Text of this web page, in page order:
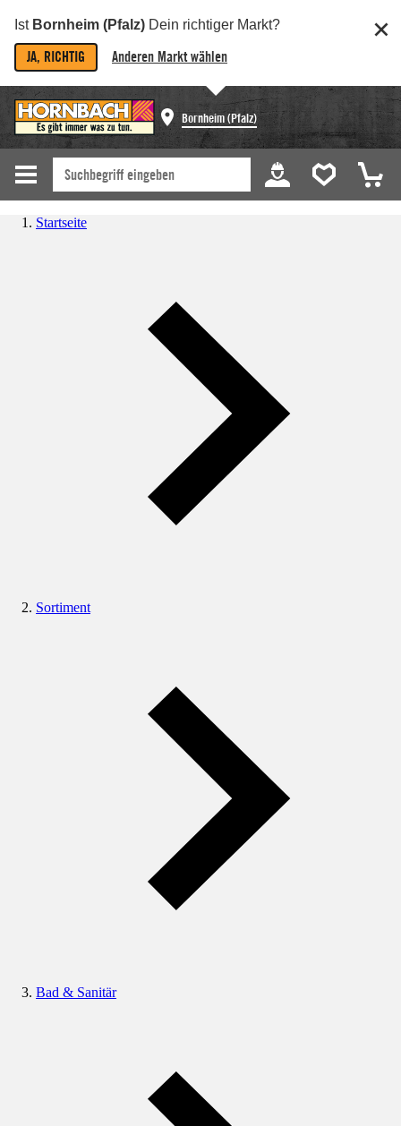
Ist Bornheim (Pfalz) Dein richtiger Markt?
JA, RICHTIG Anderen Markt wählen
Bornheim (Pfalz)
Startseite
Sortiment
Bad & Sanitär